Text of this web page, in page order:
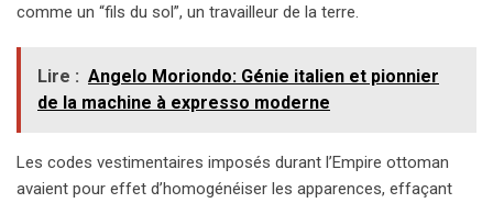
comme un “fils du sol”, un travailleur de la terre.
Lire : Angelo Moriondo: Génie italien et pionnier
de la machine à expresso moderne
Les codes vestimentaires imposés durant l’Empire ottoman
avaient pour effet d’homogénéiser les apparences, effaçant